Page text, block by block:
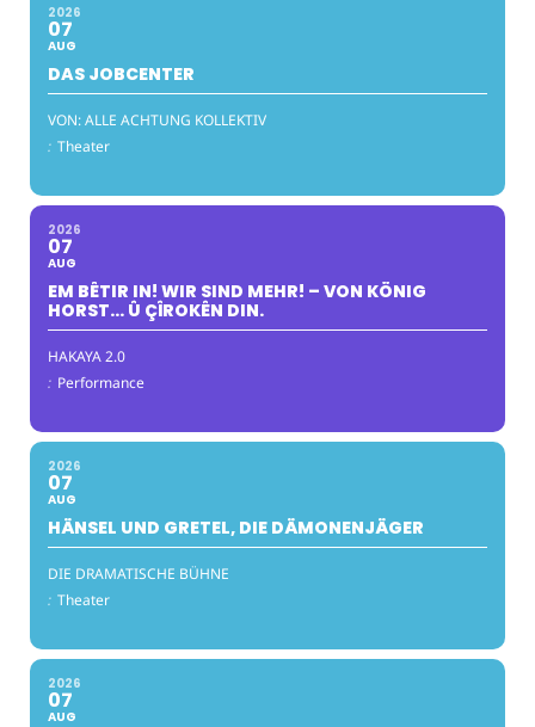
2026
07
AUG
DAS JOBCENTER
VON: ALLE ACHTUNG KOLLEKTIV
: Theater
2026
07
AUG
EM BÊTIR IN! WIR SIND MEHR! – VON KÖNIG
HORST… Û ÇÎROKÊN DIN.
HAKAYA 2.0
: Performance
2026
07
AUG
HÄNSEL UND GRETEL, DIE DÄMONENJÄGER
DIE DRAMATISCHE BÜHNE
: Theater
2026
07
AUG